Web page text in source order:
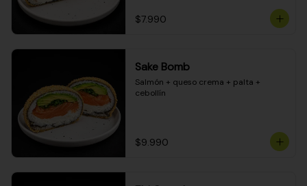
$7.990
Sake Bomb
Salmón + queso crema + palta +
cebollín
$9.990